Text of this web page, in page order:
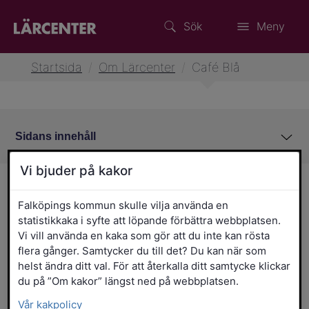
Sök Meny
Startsida Om Lärcenter Café Blå
Sidans innehåll
Café Blå
Välkommen till Café Blå! Här kan du
koppla av. Har du hyrt lokal på Lärcenter
och vill bjuda på fika, hör av dig till oss så
hjälper vi till!
Vi bjuder på kakor
Falköpings kommun skulle vilja använda en
statistikkaka i syfte att löpande förbättra webbplatsen.
Vi vill använda en kaka som gör att du inte kan rösta
flera gånger. Samtycker du till det? Du kan när som
helst ändra ditt val. För att återkalla ditt samtycke klickar
du på ”Om kakor” längst ned på webbplatsen.
Vår kakpolicy